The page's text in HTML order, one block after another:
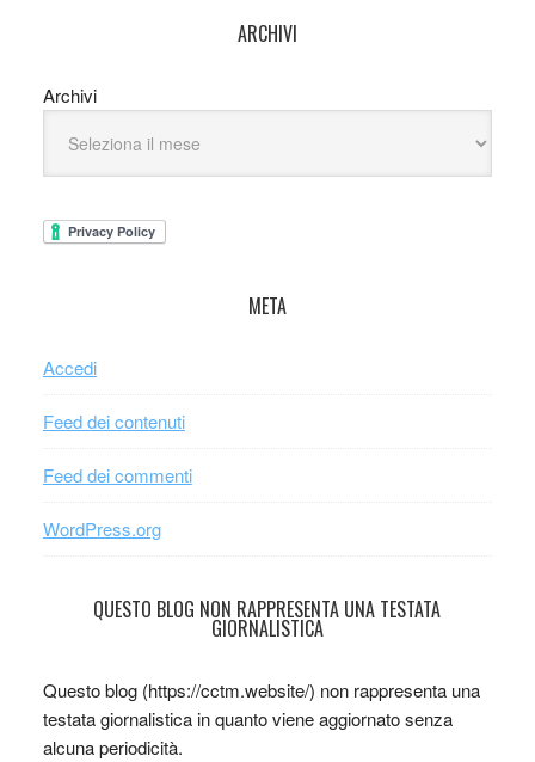
ARCHIVI
Archivi
META
Accedi
Feed dei contenuti
Feed dei commenti
WordPress.org
QUESTO BLOG NON RAPPRESENTA UNA TESTATA
GIORNALISTICA
Questo blog (https://cctm.website/) non rappresenta una
testata giornalistica in quanto viene aggiornato senza
alcuna periodicità.